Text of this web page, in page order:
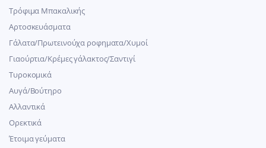
Τρόφιμα Μπακαλικής
Αρτοσκευάσματα
Γάλατα/Πρωτεινούχα ροφηματα/Χυμοί
Γιαούρτια/Κρέμες γάλακτος/Σαντιγί
Τυροκομικά
Αυγά/Βούτηρο
Αλλαντικά
Ορεκτικά
Έτοιμα γεύματα